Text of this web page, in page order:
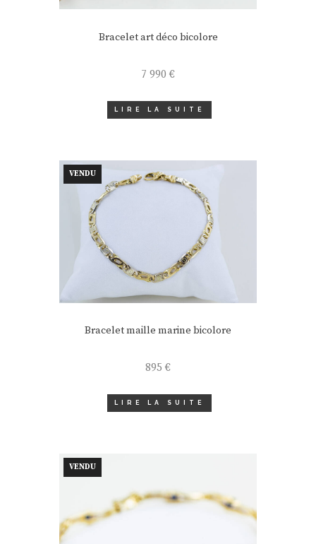
Bracelet art déco bicolore
7 990 €
LIRE LA SUITE
VENDU
Bracelet maille marine bicolore
895 €
LIRE LA SUITE
VENDU